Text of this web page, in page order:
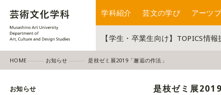
学科紹介 芸文の学び アーツ
【学生・卒業生向け】TOPICS情
HOME お知らせ 是枝ゼミ展2019「邂逅の作法」
是枝ゼミ展
お知らせ